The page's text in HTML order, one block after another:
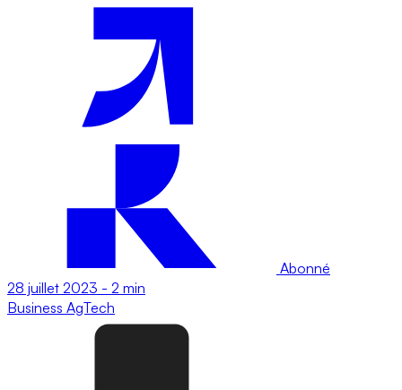
Abonné
28 juillet 2023 - 2 min
Business AgTech